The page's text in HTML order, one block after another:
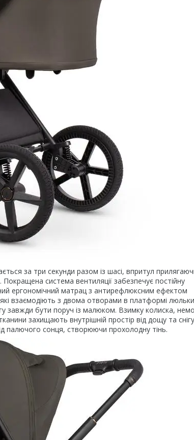
за три секунди разом із шасі, впритул
система вентиляції забезпечує постійну
ергономічний матрац з антирефлюксним ефектом
взаємодіють з двома отворами в платформі
завжди бути поруч із малюком. Взимку колиска,
захищають внутрішній простір від дощу та
палючого сонця, створюючи прохолодну тінь.